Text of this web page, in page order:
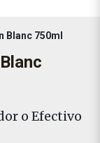
Blanc 750ml
o Efectivo